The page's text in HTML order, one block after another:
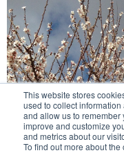
This website stores
used to collect
and allow us to remember
improve and customize
and metrics about our
To find out more about